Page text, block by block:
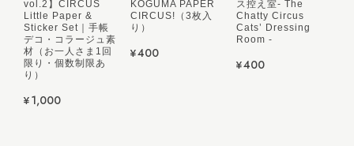
vol.2】CIRCUS
Little Paper &
Sticker Set｜手帳
デコ・コラージュ素
材（お一人さま1回
限り・個数制限あ
り）
¥1,000
KOGUMA PAPER
CIRCUS!（3枚入
り）
¥400
ス控え室- The
Chatty Circus
Cats’ Dressing
Room -
¥400